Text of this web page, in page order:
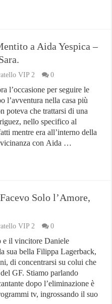
a Aida Yespica –
VIP 2 0
l’occasione per seguire le
l’avventura nella casa più
poteva che trattarsi di una
nello specifico al
mentre era all’interno della
vicinanza con Aida …
Solo l’Amore,
VIP 2 0
il vincitore Daniele
sua bella Filippa Lagerback,
di concentrarsi su colui che
GF. Stiamo parlando
dopo l’eliminazione è
tv, ingrossando il suo